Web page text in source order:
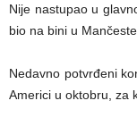
Nije nastupao u
bio na bini u
Nedavno potvrđeni
Americi u oktobru, za